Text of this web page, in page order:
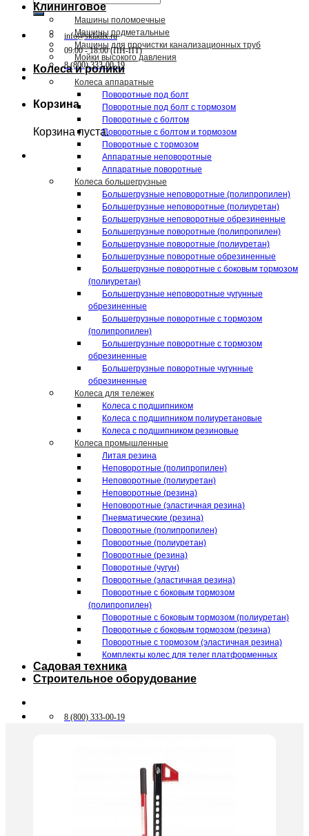
info@skladix.ru
09:00 - 18:00 (ПН-ПТ)
8 (800) 333-00-19
Корзина
Корзина пуста.
Клининговое
Машины поломоечные
Машины подметальные
Машины для прочистки канализационных труб
Мойки высокого давления
Колеса и ролики
Колеса аппаратные
Поворотные под болт
Поворотные под болт с тормозом
Поворотные с болтом
Поворотные с болтом и тормозом
Поворотные с тормозом
Аппаратные неповоротные
Аппаратные поворотные
Колеса большегрузные
Большегрузные неповоротные (полипропилен)
Большегрузные неповоротные (полиуретан)
Большегрузные неповоротные обрезиненные
Большегрузные поворотные (полипропилен)
Большегрузные поворотные (полиуретан)
Большегрузные поворотные обрезиненные
Большегрузные поворотные с боковым тормозом
(полиуретан)
Большегрузные неповоротные чугунные
обрезиненные
Большегрузные поворотные с тормозом
(полипропилен)
Большегрузные поворотные с тормозом
обрезиненные
Большегрузные поворотные чугунные
обрезиненные
Колеса для тележек
Колеса с подшипником
Колеса с подшипником полиуретановые
Колеса с подшипником резиновые
Колеса промышленные
Литая резина
Неповоротные (полипропилен)
Неповоротные (полиуретан)
Неповоротные (резина)
Неповоротные (эластичная резина)
Пневматические (резина)
Поворотные (полипропилен)
Поворотные (полиуретан)
Поворотные (резина)
Поворотные (чугун)
Поворотные (эластичная резина)
Поворотные c боковым тормозом
(полипропилен)
Поворотные c боковым тормозом (полиуретан)
Поворотные c боковым тормозом (резина)
Поворотные c тормозом (эластичная резина)
Комплекты колес для телег платформенных
Садовая техника
Строительное оборудование
8 (800) 333-00-19